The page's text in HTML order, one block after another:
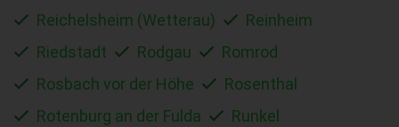
Reichelsheim (Wetterau)
Reinheim
Riedstadt
Rodgau
Romrod
Rosbach vor der Höhe
Rosenthal
Rotenburg an der Fulda
Runkel